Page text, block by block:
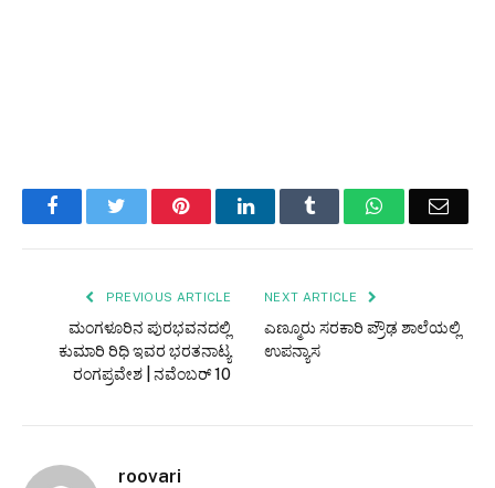
FacebookTwitter PinterestLinkedInTumblr WhatsAppEmail
PREVIOUS ARTICLE
ಮಂಗಳೂರಿನ ಪುರಭವನದಲ್ಲಿ
ಕುಮಾರಿ ರಿಧಿ ಇವರ ಭರತನಾಟ್ಯ
ರಂಗಪ್ರವೇಶ | ನವೆಂಬರ್ 10
NEXT ARTICLE
ಎಣ್ಮೂರು ಸರಕಾರಿ ಪ್ರೌಢ ಶಾಲೆಯಲ್ಲಿ
ಉಪನ್ಯಾಸ
roovari